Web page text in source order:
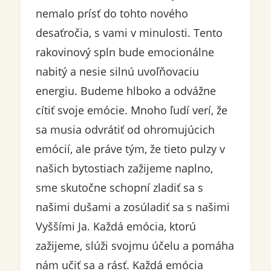
nemalo prísť do tohto nového
desaťročia, s vami v minulosti. Tento
rakovinový spln bude emocionálne
nabitý a nesie silnú uvoľňovaciu
energiu. Budeme hlboko a odvážne
cítiť svoje emócie. Mnoho ľudí verí, že
sa musia odvrátiť od ohromujúcich
emócií, ale práve tým, že tieto pulzy v
našich bytostiach zažijeme naplno,
sme skutočne schopní zladiť sa s
našimi dušami a zosúladiť sa s našimi
Vyššími Ja. Každá emócia, ktorú
zažijeme, slúži svojmu účelu a pomáha
nám učiť sa a rásť. Každá emócia